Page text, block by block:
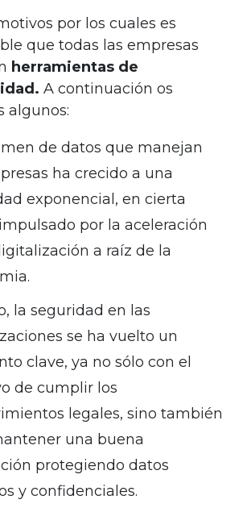
por los cuales es
que todas las empresas
herramientas de
A continuación os
algunos:
de datos que manejan
ha crecido a una
exponencial, en cierta
por la aceleración
a raíz de la
la seguridad en las
se ha vuelto un
clave, ya no sólo con el
de cumplir los
legales, sino también
una buena
protegiendo datos
y confidenciales.